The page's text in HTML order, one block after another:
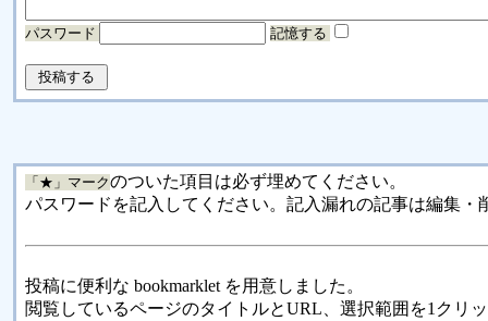
パスワード 記憶する
「★」マークのついた項目は必ず埋めてください。
パスワードを記入してください。記入漏れの記事は編集・
投稿に便利な bookmarklet を用意しました。
閲覧しているページのタイトルとURL、選択範囲を1クリ